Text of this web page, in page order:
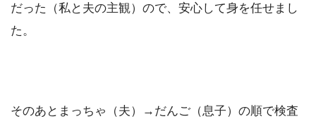
だった（私と夫の主観）ので、安心して身を任せまし
た。
そのあとまっちゃ（夫）→だんご（息子）の順で検査